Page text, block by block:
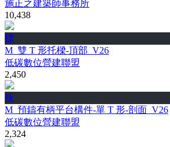
施正之建築師事務所
10,438
樑
M_雙 T 形托樑-頂部_V26
低碳數位營建聯盟
2,450
板
M_預鑄有柄平台構件-單 T 形-剖面_V26
低碳數位營建聯盟
2,324